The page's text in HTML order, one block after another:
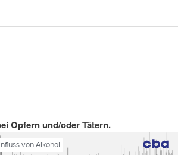
Opfern und/oder Tätern.